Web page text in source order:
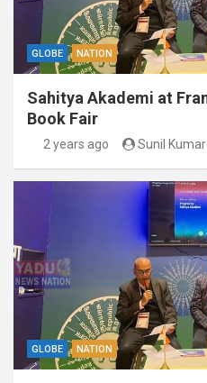
GLOBE NATION
Sahitya Akademi at
Book Fair
2 years ago Sunil
GLOBE NATION